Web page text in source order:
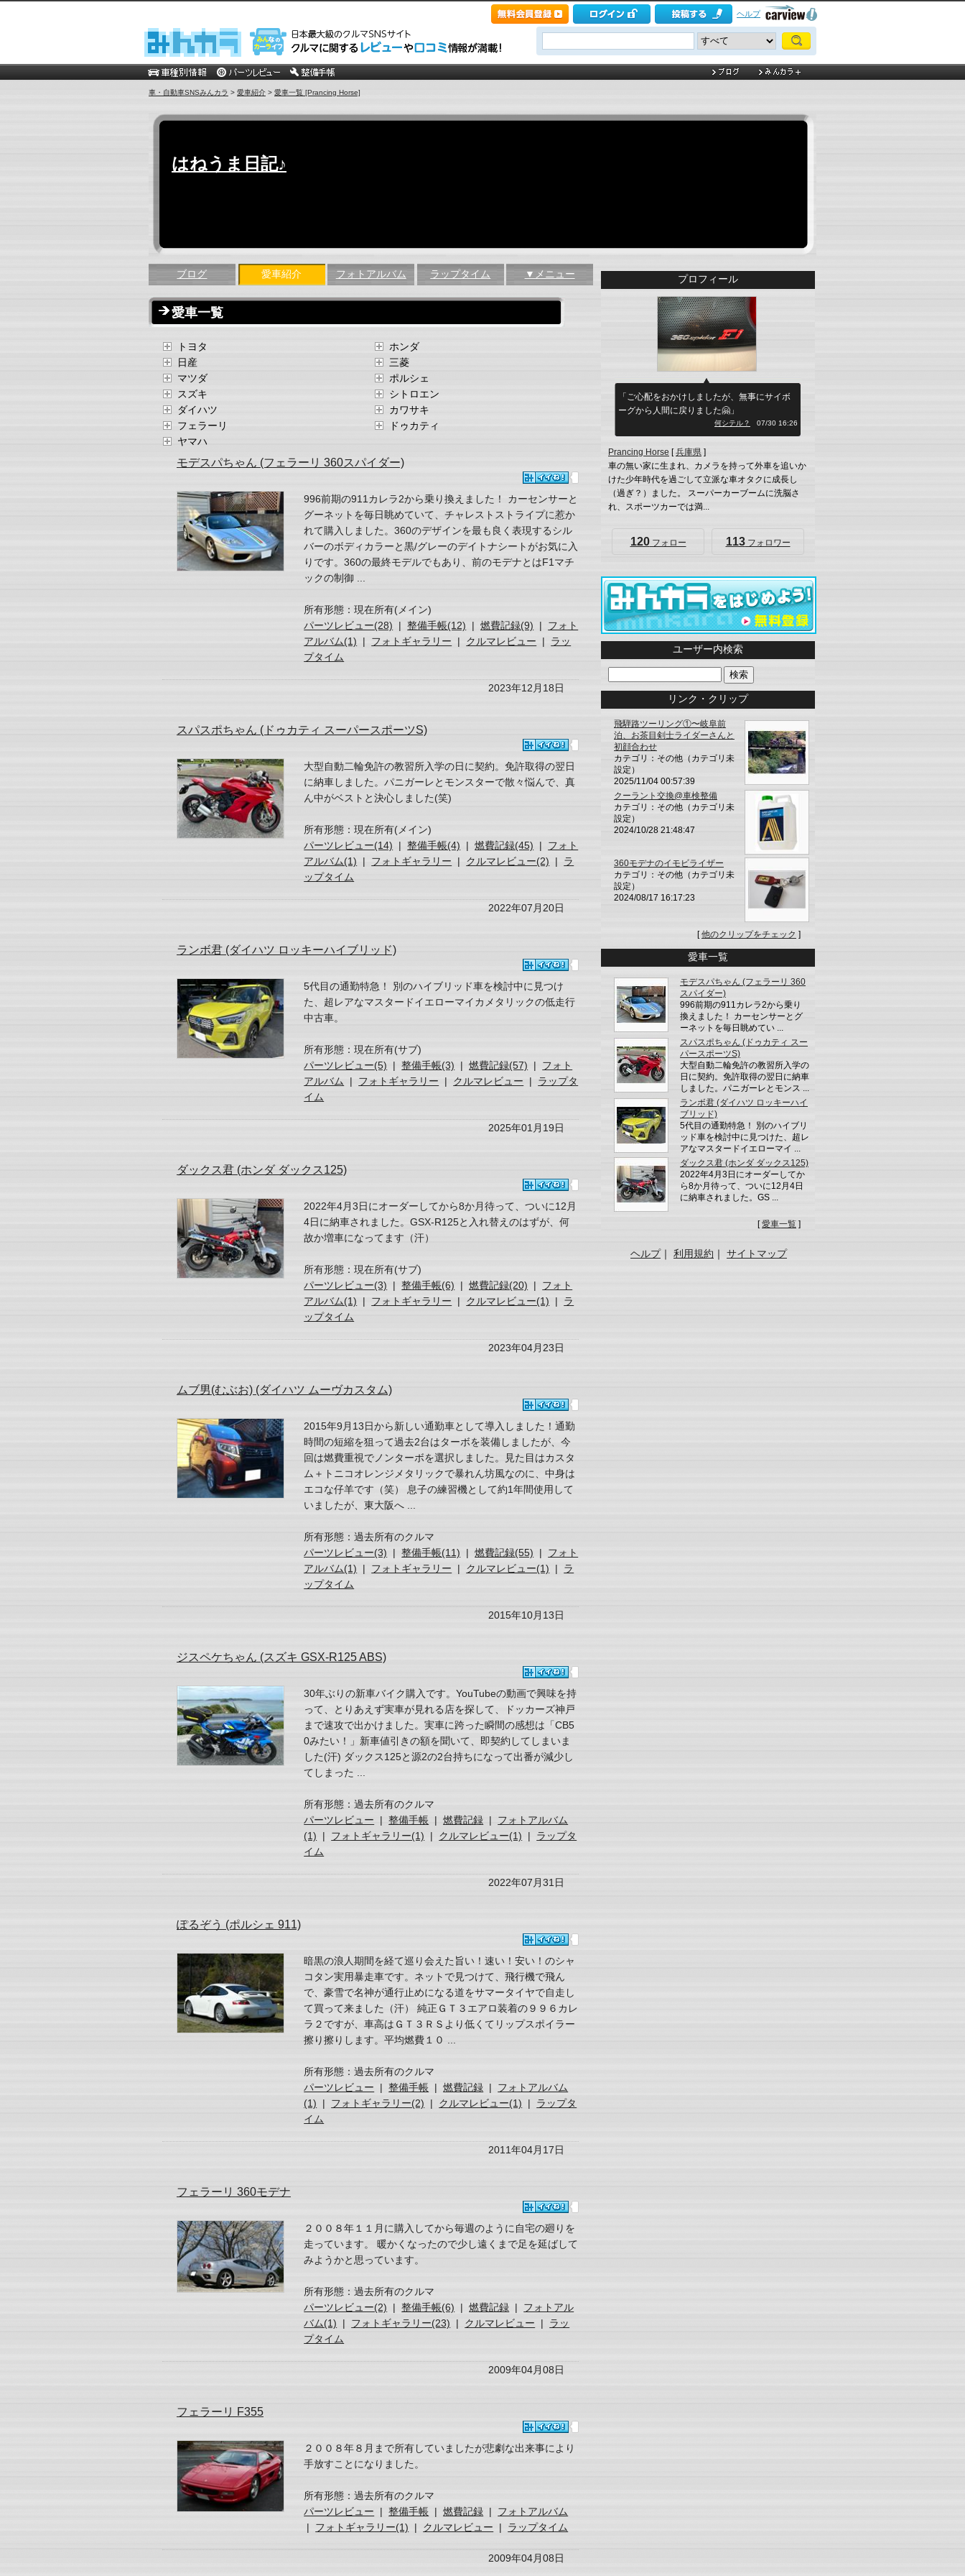
ヘルプ
車・自動車SNSみんカラ > 愛車紹介 > 愛車一覧 [Prancing Horse]
はねうま日記♪
ブログ 愛車紹介 フォトアルバム ラップタイム ▼メニュー
愛車一覧
トヨタ
日産
マツダ
スズキ
ダイハツ
フェラーリ
ヤマハ
ホンダ
三菱
ポルシェ
シトロエン
カワサキ
ドゥカティ
モデスパちゃん (フェラーリ 360スパイダー)
996前期の911カレラ2から乗り換えました！ カーセンサーと
グーネットを毎日眺めていて、チャレストストライプに惹か
れて購入しました。360のデザインを最も良く表現するシル
バーのボディカラーと黒/グレーのデイトナシートがお気に入
りです。360の最終モデルでもあり、前のモデナとはF1マチ
ックの制御 ...
所有形態：現在所有(メイン)
パーツレビュー(28) |整備手帳(12) |燃費記録(9) | フォト
アルバム(1) | フォトギャラリー | クルマレビュー | ラッ
プタイム
2023年12月18日
スパスポちゃん (ドゥカティ スーパースポーツS)
大型自動二輪免許の教習所入学の日に契約。免許取得の翌日
に納車しました。パニガーレとモンスターで散々悩んで、真
ん中がベストと決心しました(笑)
所有形態：現在所有(メイン)
パーツレビュー(14) |整備手帳(4) |燃費記録(45) | フォト
アルバム(1) | フォトギャラリー | クルマレビュー(2) | ラ
ップタイム
2022年07月20日
ランボ君 (ダイハツ ロッキーハイブリッド)
5代目の通勤特急！ 別のハイブリッド車を検討中に見つけ
た、超レアなマスタードイエローマイカメタリックの低走行
中古車。
所有形態：現在所有(サブ)
パーツレビュー(5) |整備手帳(3) |燃費記録(57) | フォト
アルバム | フォトギャラリー | クルマレビュー | ラップタ
イム
2025年01月19日
ダックス君 (ホンダ ダックス125)
2022年4月3日にオーダーしてから8か月待って、ついに12月
4日に納車されました。GSX-R125と入れ替えのはずが、何
故か増車になってます（汗）
所有形態：現在所有(サブ)
パーツレビュー(3) |整備手帳(6) |燃費記録(20) | フォト
アルバム(1) | フォトギャラリー | クルマレビュー(1) | ラ
ップタイム
2023年04月23日
ムブ男(むぶお) (ダイハツ ムーヴカスタム)
2015年9月13日から新しい通勤車として導入しました！通勤
時間の短縮を狙って過去2台はターボを装備しましたが、今
回は燃費重視でノンターボを選択しました。見た目はカスタ
ム＋トニコオレンジメタリックで暴れん坊風なのに、中身は
エコな仔羊です（笑） 息子の練習機として約1年間使用して
いましたが、東大阪へ ...
所有形態：過去所有のクルマ
パーツレビュー(3) |整備手帳(11) |燃費記録(55) | フォト
アルバム(1) | フォトギャラリー | クルマレビュー(1) | ラ
ップタイム
2015年10月13日
ジスペケちゃん (スズキ GSX-R125 ABS)
30年ぶりの新車バイク購入です。YouTubeの動画で興味を持
って、とりあえず実車が見れる店を探して、ドッカーズ神戸
まで速攻で出かけました。実車に跨った瞬間の感想は「CB5
0みたい！」新車値引きの額を聞いて、即契約してしまいま
した(汗) ダックス125と源2の2台持ちになって出番が減少し
てしまった ...
所有形態：過去所有のクルマ
パーツレビュー |整備手帳 |燃費記録 | フォトアルバム
(1) | フォトギャラリー(1) | クルマレビュー(1) | ラップタ
イム
2022年07月31日
ぽるぞう (ポルシェ 911)
暗黒の浪人期間を経て巡り会えた旨い！速い！安い！のシャ
コタン実用暴走車です。ネットで見つけて、飛行機で飛ん
で、豪雪で名神が通行止めになる道をサマータイヤで自走し
て買って来ました（汗） 純正ＧＴ３エアロ装着の９９６カレ
ラ２ですが、車高はＧＴ３ＲＳより低くてリップスポイラー
擦り擦りします。平均燃費１０ ...
所有形態：過去所有のクルマ
パーツレビュー |整備手帳 |燃費記録 | フォトアルバム
(1) | フォトギャラリー(2) | クルマレビュー(1) | ラップタ
イム
2011年04月17日
フェラーリ 360モデナ
２００８年１１月に購入してから毎週のように自宅の廻りを
走っています。 暖かくなったので少し遠くまで足を延ばして
みようかと思っています。
所有形態：過去所有のクルマ
パーツレビュー(2) |整備手帳(6) |燃費記録 | フォトアル
バム(1) | フォトギャラリー(23) | クルマレビュー | ラッ
プタイム
2009年04月08日
フェラーリ F355
２００８年８月まで所有していましたが悲劇な出来事により
手放すことになりました。
所有形態：過去所有のクルマ
パーツレビュー |整備手帳 |燃費記録 | フォトアルバム
| フォトギャラリー(1) | クルマレビュー | ラップタイム
2009年04月08日
プロフィール
「ご心配をおかけしましたが、無事にサイボ
ーグから人間に戻りました🤗」
何シテル？ 07/30 16:26
Prancing Horse [兵庫県 ]
車の無い家に生まれ、カメラを持って外車を追いか
けた少年時代を過ごして立派な車オタクに成長し
（過ぎ？）ました。 スーパーカーブームに洗脳さ
れ、スポーツカーでは満...
120フォロー 113フォロワー
ユーザー内検索
リンク・クリップ
飛騨路ツーリング①〜岐阜前
泊、お茶目剣士ライダーさんと
初顔合わせ
カテゴリ：その他（カテゴリ未
設定）
2025/11/04 00:57:39
クーラント交換@車検整備
カテゴリ：その他（カテゴリ未
設定）
2024/10/28 21:48:47
360モデナのイモビライザー
カテゴリ：その他（カテゴリ未
設定）
2024/08/17 16:17:23
[他のクリップをチェック ]
愛車一覧
モデスパちゃん (フェラーリ 360
スパイダー)
996前期の911カレラ2から乗り
換えました！ カーセンサーとグ
ーネットを毎日眺めてい ...
スパスポちゃん (ドゥカティ スー
パースポーツS)
大型自動二輪免許の教習所入学の
日に契約。免許取得の翌日に納車
しました。パニガーレとモンス ...
ランボ君 (ダイハツ ロッキーハイ
ブリッド)
5代目の通勤特急！ 別のハイブリ
ッド車を検討中に見つけた、超レ
アなマスタードイエローマイ ...
ダックス君 (ホンダ ダックス125)
2022年4月3日にオーダーしてか
ら8か月待って、ついに12月4日
に納車されました。GS ...
[愛車一覧 ]
ヘルプ｜ 利用規約 ｜ サイトマップ